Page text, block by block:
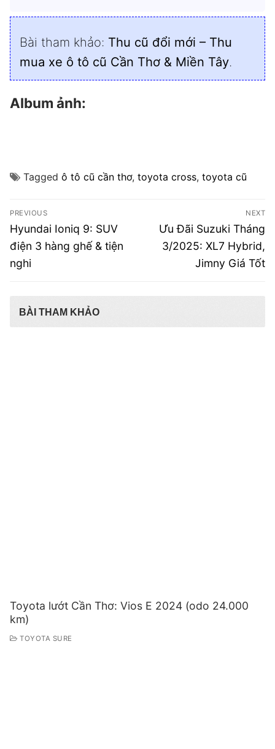
Bài tham khảo: Thu cũ đổi mới – Thu
mua xe ô tô cũ Cần Thơ & Miền Tây.
Album ảnh:
Tagged ô tô cũ cần thơ, toyota cross, toyota cũ
Điều
hướng
bài
viết
PREVIOUS
Previous
post:
Hyundai Ioniq 9: SUV
điện 3 hàng ghế & tiện
nghi
NEXT
Next
post:
Ưu Đãi Suzuki Tháng
3/2025: XL7 Hybrid,
Jimny Giá Tốt
BÀI THAM KHẢO
Toyota lướt Cần Thơ: Vios E 2024 (odo 24.000
km)
TOYOTA SURE